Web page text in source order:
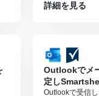
詳細を見る
Outlookでメ
定し
Outlookで受信